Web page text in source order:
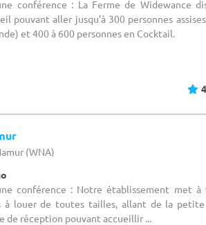
conférence : La Ferme de Widewance
pouvant aller jusqu’à 300 personnes
et 400 à 600 personnes en Cocktail.
(WNA)
conférence : Notre établissement met à
à louer de toutes tailles, allant de la petite
de réception pouvant accueillir ...